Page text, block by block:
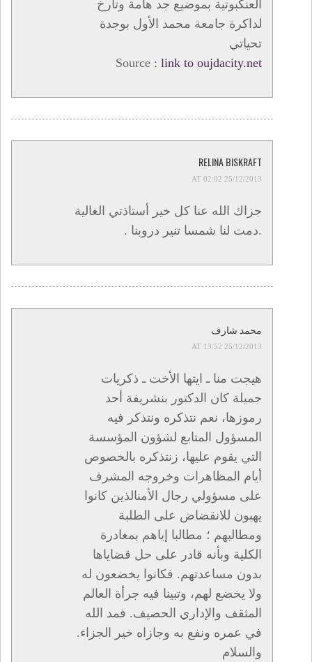
العنكبوتية بموضيع جد هامة وتأرخ
لداكرة جامعة محمد الأول بوجدة
تحياتي
Source : link to oujdacity.net
RELINA BISKRAFT
25/12/2013 AT 02:02
جزاك الله عنا كل خير أستاذتي الغالية
.دمت لنا شمسا تنير دروبنا .
محمد شارف
25/12/2013 AT 13:52
هيجت منا ـ ايتها الأخت ـ ذكريات
جميلة كان الدكتور بنشريفة أحد
رموزها، نعم نتذكره ونتذكر فيه
المسؤول المتابع لشؤون المؤسسة
التي يقوم عليها، زنتذكره بالخصوص
أيام المظاهرات وخروجه المشرف
على مسؤولي رجال الأمنالذين كانوا
يهبون للانقضاض على الطلبة
ومطالبهم ؛ مطالبا إياهم بمغادرة
الكلية وبأنه قادر على حل قضاياها
بدون مساعدتهم. فكانوا يخضعون له
ولا يخضع لهم، وتبينا فيه جرأة العالم
المثقف والإداري الحصيف. فمد الله
في عمره ونفع به وجازاه خير الجزاء.
والسلام